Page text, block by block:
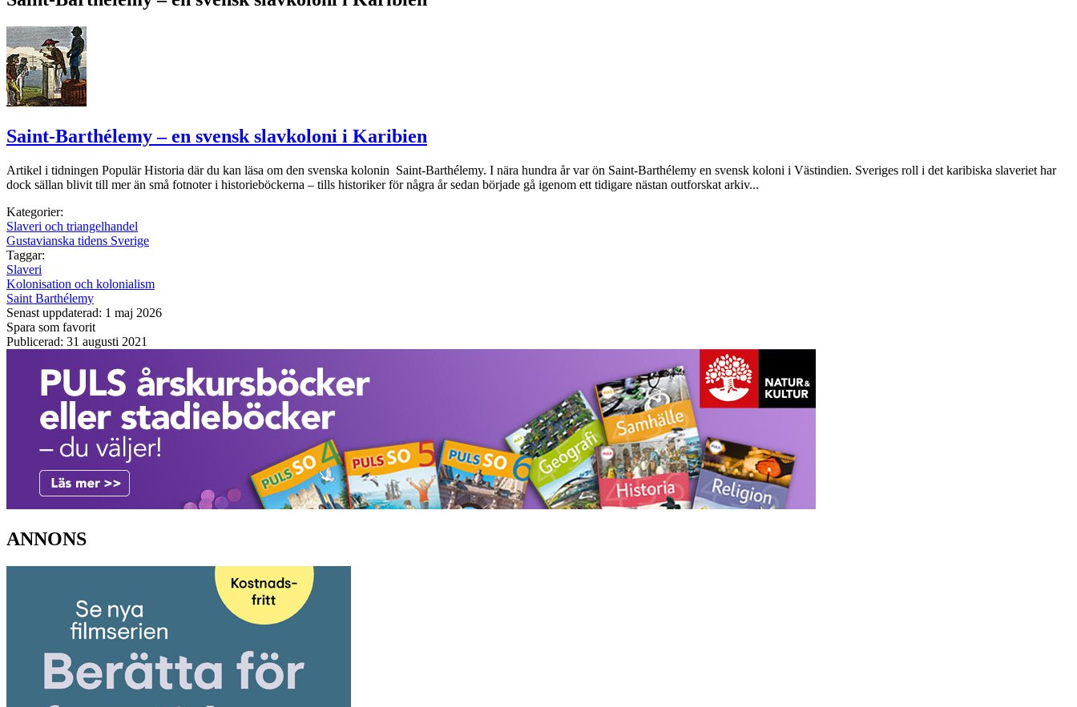
Saint-Barthélemy – en svensk slavkoloni i Karibien
Artikel i tidningen Populär Historia där du kan läsa om den svenska kolonin Saint-Barthélemy. I nära hundra år var ön Saint-Barthélemy en svensk koloni i Västindien. Sveriges roll i det karibiska slaveriet har
dock sällan blivit till mer än små fotnoter i historieböckerna – tills historiker för några år sedan började gå igenom ett tidigare nästan outforskat arkiv...
Kategorier:
Slaveri och triangelhandel
Gustavianska tidens Sverige
Taggar:
Slaveri
Kolonisation och kolonialism
Saint Barthélemy
Senast uppdaterad: 1 maj 2026
Spara som favorit
Publicerad: 31 augusti 2021
ANNONS